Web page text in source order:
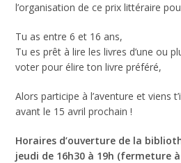
l’organisation de ce prix littéraire
Tu as entre 6 et 16 ans,
Tu es prêt à lire les livres d’une ou
voter pour élire ton livre préféré,
Alors participe à l’aventure et viens
avant le 15 avril prochain !
Horaires d’ouverture de la
jeudi de 16h30 à 19h (fermeture